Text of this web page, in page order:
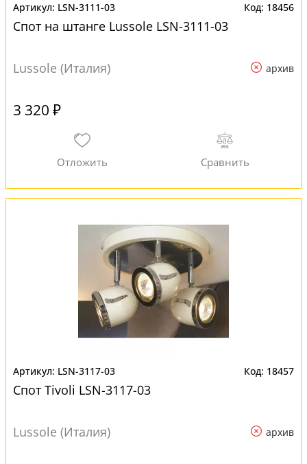
LSN-3111-03 18456
Спот на штанге Lussole LSN-3111-03
Lussole (Италия) архив
3 320 ₽
LSN-3117-03 18457
Спот Tivoli LSN-3117-03
Lussole (Италия) архив